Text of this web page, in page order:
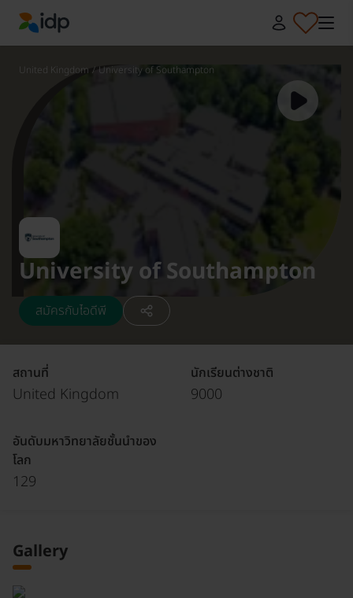
IDP Education
United Kingdom / University of Southampton
University of Southampton
สมัครกับไอดีพี
สถานที่
United Kingdom
นักเรียนต่างชาติ
9000
อันดับมหาวิทยาลัยชั้นนำของ
โลก
129
Gallery